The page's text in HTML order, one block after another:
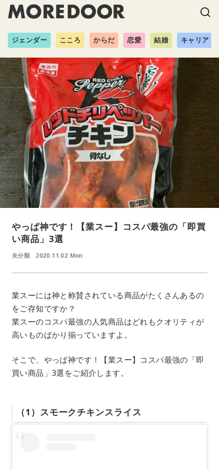
ジェンダー こころ からだ 恋愛 結婚 キャリア
やっぱ神です！【業スー】コスパ最強の「即買
い商品」3選
未分類 2020.11.02 Mon
業スーには神と称賛されている商品がたくさんあるの
をご存知ですか？
業スーのコスパ最強の人気商品はどれもクオリティが
高いものばかり揃っていますよ。
そこで、やっぱ神です！【業スー】コスパ最強の「即
買い商品」3選をご紹介します。
（1）スモークチキンスライス